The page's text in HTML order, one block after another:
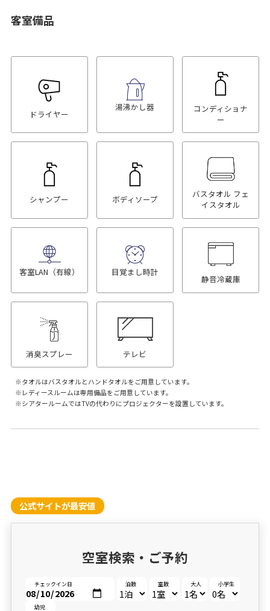
客室備品
ドライヤー
湯沸かし器
コンディショナ
ー
シャンプー ボディソープ
バスタオル フェ
イスタオル
客室LAN（有線） 目覚まし時計
静音冷蔵庫
消臭スプレー テレビ
タオルはバスタオルとハンドタオルをご用意しています。
レディースルームは専用備品をご用意しています。
シアタールームではTVの代わりにプロジェクターを設置しています。
公式サイトが最安値
空室検索・ご予約
チェックイン日 泊数 室数 大人 小学生
幼児